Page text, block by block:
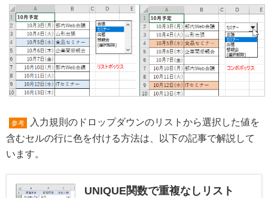
参考
入力規則のドロップダウンのリストから選択した値を
含むセルの行に色を付ける方法は、以下の記事で解説して
います。
UNIQUE関数で重複なしリスト